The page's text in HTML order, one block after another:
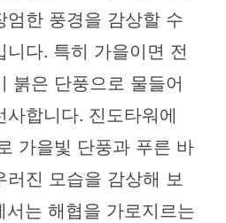
엄한 풍경을 감상할 수
다. 특히 가을이면 전
붉은 단풍으로 물들어
사합니다. 진도타워에
가을빛 단풍과 푸른 바
러진 모습을 감상해 보
는 해협을 가로지르는